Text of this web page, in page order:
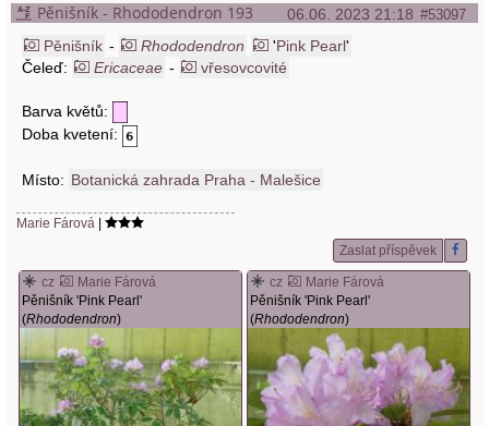
06.06. 2023 21:18 #53097
Pěnišník - Rhododendron 193
Pěnišník - Rhododendron 'Pink Pearl'
Čeleď:
Ericaceae - vřesovcovité
Barva květů:
Doba kvetení:
Místo: Botanická zahrada Praha - Malešice
Marie Fárová |
Zaslat příspěvek
cz
Marie Fárová
Pěnišník 'Pink Pearl'
(Rhododendron)
cz
Marie Fárová
Pěnišník 'Pink Pearl'
(Rhododendron)